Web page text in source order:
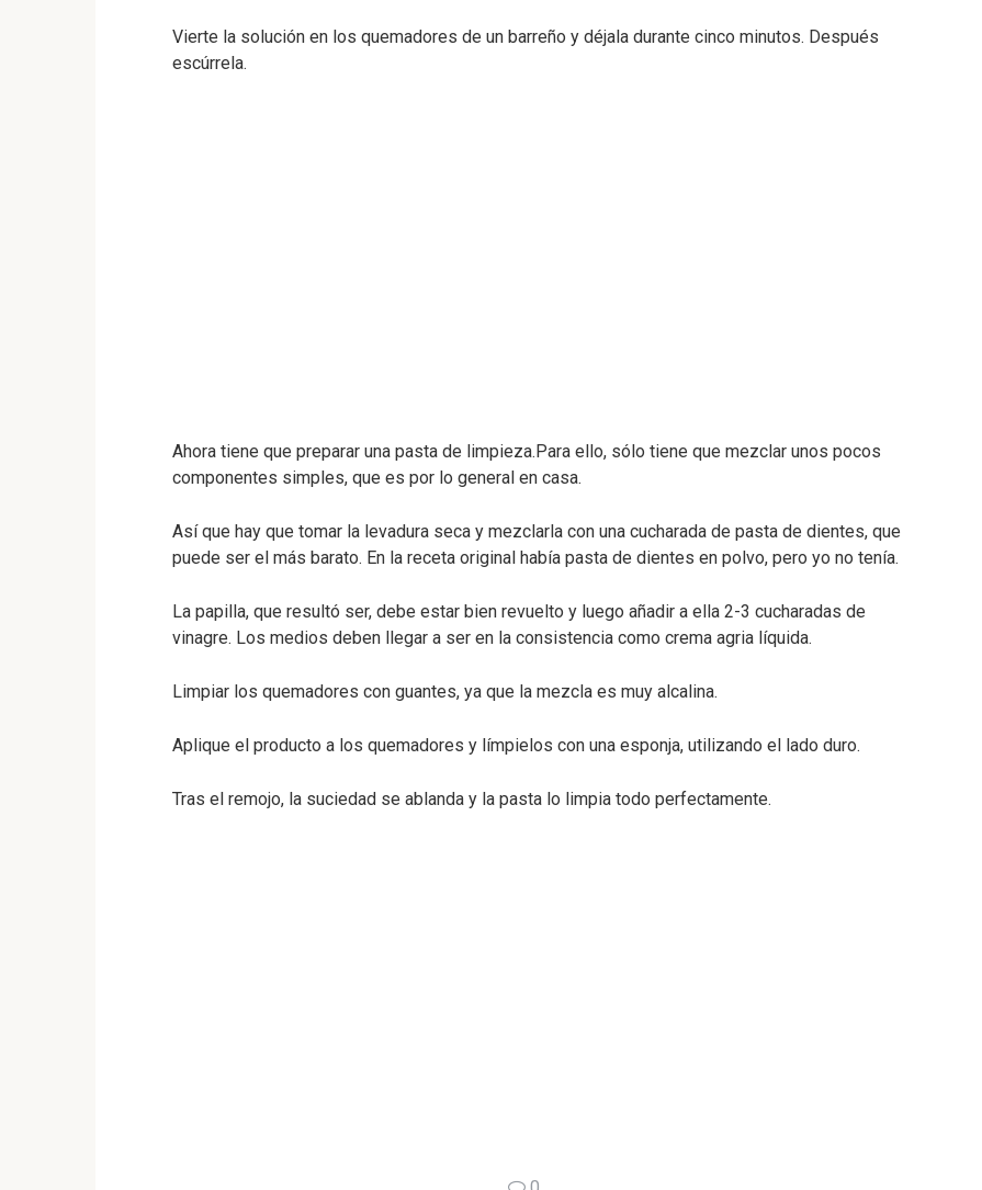
Vierte la solución en los quemadores de un barreño y déjala durante cinco minutos. Después
escúrrela.
Ahora tiene que preparar una pasta de limpieza.Para ello, sólo tiene que mezclar unos pocos
componentes simples, que es por lo general en casa.
Así que hay que tomar la levadura seca y mezclarla con una cucharada de pasta de dientes, que
puede ser el más barato. En la receta original había pasta de dientes en polvo, pero yo no tenía.
La papilla, que resultó ser, debe estar bien revuelto y luego añadir a ella 2-3 cucharadas de
vinagre. Los medios deben llegar a ser en la consistencia como crema agria líquida.
Limpiar los quemadores con guantes, ya que la mezcla es muy alcalina.
Aplique el producto a los quemadores y límpielos con una esponja, utilizando el lado duro.
Tras el remojo, la suciedad se ablanda y la pasta lo limpia todo perfectamente.